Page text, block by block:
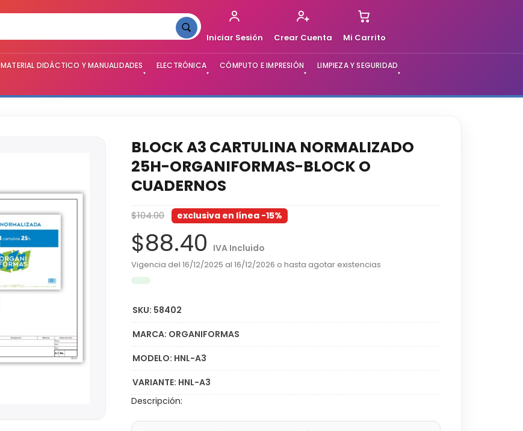
Iniciar Sesión Crear Cuenta Mi Carrito
MATERIAL DIDÁCTICO Y MANUALIDADES
▾
ELECTRÓNICA
▾
CÓMPUTO E IMPRESIÓN
▾
LIMPIEZA Y SEGURIDAD
▾
BLOCK A3 CARTULINA NORMALIZADO
25H-ORGANIFORMAS-BLOCK O
CUADERNOS
$104.00 exclusiva en línea -15%
$88.40 IVA Incluido
Vigencia del 16/12/2025 al 16/12/2026 o hasta agotar existencias
SKU: 58402
MARCA: ORGANIFORMAS
MODELO: HNL-A3
VARIANTE: HNL-A3
Descripción: